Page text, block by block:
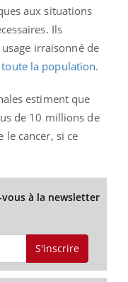
aux situations
Ils
irraisonné de
la population.
estiment que
de 10 millions de
le cancer, si ce
à la newsletter
S'inscrire